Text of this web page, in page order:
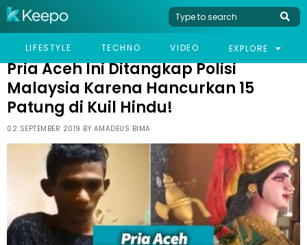
LIFESTYLE TECHNO VIDEO EXPLORE
HOME VIRAL
PRIA ACEH INI DITANGKAP POLISI MALAYSIA KARENA HANCURKAN
Pria Aceh Ini Ditangkap Polisi
Malaysia Karena Hancurkan 15
Patung di Kuil Hindu!
02 SEPTEMBER 2019 BY AMADEUS BIMA